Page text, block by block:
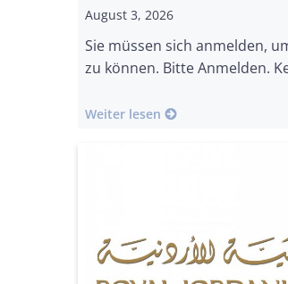
August 3, 2026
Sie müssen sich anmelden,
zu können. Bitte Anmelden.
Weiter lesen